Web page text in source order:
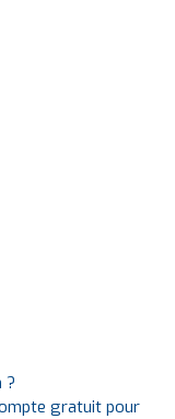
?
gratuit pour